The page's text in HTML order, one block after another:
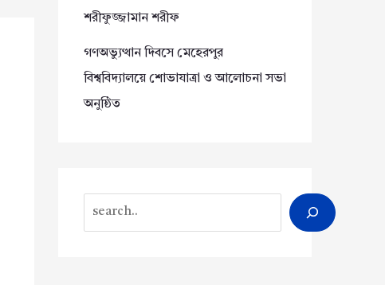
শরীফুজ্জামান শরীফ
গণঅভ্যুত্থান দিবসে মেহেরপুর
বিশ্ববিদ্যালয়ে শোভাযাত্রা ও আলোচনা সভা
অনুষ্ঠিত